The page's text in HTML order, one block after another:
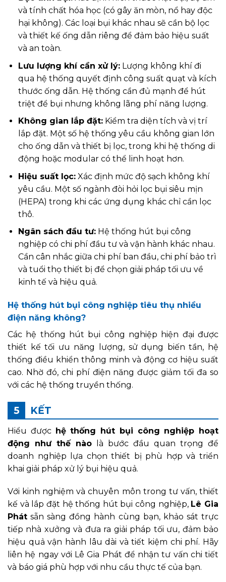
và tính chất hóa học (có gây ăn mòn, nổ hay độc
hại không). Các loại bụi khác nhau sẽ cần bộ lọc
và thiết kế ống dẫn riêng để đảm bảo hiệu suất
và an toàn.
Lưu lượng khí cần xử lý:Lượng không khí đi
qua hệ thống quyết định công suất quạt và kích
thước ống dẫn. Hệ thống cần đủ mạnh để hút
triệt để bụi nhưng không lãng phí năng lượng.
Không gian lắp đặt:Kiểm tra diện tích và vị trí
lắp đặt. Một số hệ thống yêu cầu không gian lớn
cho ống dẫn và thiết bị lọc, trong khi hệ thống di
động hoặc modular có thể linh hoạt hơn.
Hiệu suất lọc:Xác định mức độ sạch không khí
yêu cầu. Một số ngành đòi hỏi lọc bụi siêu mịn
(HEPA) trong khi các ứng dụng khác chỉ cần lọc
thô.
Ngân sách đầu tư:Hệ thống hút bụi công
nghiệp có chi phí đầu tư và vận hành khác nhau.
Cần cân nhắc giữa chi phí ban đầu, chi phí bảo trì
và tuổi thọ thiết bị để chọn giải pháp tối ưu về
kinh tế và hiệu quả.
Hệ thống hút bụi công nghiệp tiêu thụ nhiều
điện năng không?
Các hệ thống hút bụi công nghiệp hiện đại được
thiết kế tối ưu năng lượng, sử dụng biến tần, hệ
thống điều khiển thông minh và động cơ hiệu suất
cao. Nhờ đó, chi phí điện năng được giảm tối đa so
với các hệ thống truyền thống.
KẾT
Hiểu được hệ thống hút bụi công nghiệp hoạt
động như thế nào là bước đầu quan trọng để
doanh nghiệp lựa chọn thiết bị phù hợp và triển
khai giải pháp xử lý bụi hiệu quả.
Với kinh nghiệm và chuyên môn trong tư vấn, thiết
kế và lắp đặt hệ thống hút bụi công nghiệp, Lê Gia
Phát sẵn sàng đồng hành cùng bạn, khảo sát trực
tiếp nhà xưởng và đưa ra giải pháp tối ưu, đảm bảo
hiệu quả vận hành lâu dài và tiết kiệm chi phí. Hãy
liên hệ ngay với Lê Gia Phát để nhận tư vấn chi tiết
và báo giá phù hợp với nhu cầu thực tế của bạn.